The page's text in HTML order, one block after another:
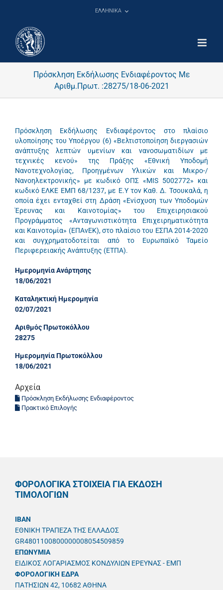
ΕΛΛΗΝΙΚΑ
Πρόσκληση Εκδήλωσης Ενδιαφέροντος Με
Αριθμ.Πρωτ. :28275/18-06-2021
Πρόσκληση Εκδήλωσης Ενδιαφέροντος στο πλαίσιο
υλοποίησης του Υποέργου (6) «Βελτιστοποίηση διεργασιών
ανάπτυξης λεπτών υμενίων και νανοσωματιδίων με
τεχνικές κενού» της Πράξης «Εθνική Υποδομή
Νανοτεχνολογίας, Προηγμένων Υλικών και Μικρο-/
Νανοηλεκτρονικής» με κωδικό ΟΠΣ «MIS 5002772» και
κωδικό ΕΛΚΕ ΕΜΠ 68/1237, με Ε.Υ τον Καθ. Δ. Τσουκαλά, η
οποία έχει ενταχθεί στη Δράση «Ενίσχυση των Υποδομών
Έρευνας και Καινοτομίας» του Επιχειρησιακού
Προγράμματος «Ανταγωνιστικότητα Επιχειρηματικότητα
και Καινοτομία» (ΕΠΑνΕΚ), στο πλαίσιο του ΕΣΠΑ 2014-2020
και συγχρηματοδοτείται από το Ευρωπαϊκό Ταμείο
Περιφερειακής Ανάπτυξης (ΕΤΠΑ).
Ημερομηνία Ανάρτησης
18/06/2021
Καταληκτική Ημερομηνία
02/07/2021
Αριθμός Πρωτοκόλλου
28275
Ημερομηνία Πρωτοκόλλου
18/06/2021
Αρχεία
Πρόσκληση Εκδήλωσης Ενδιαφέροντος
Πρακτικό Επιλογής
ΦΟΡΟΛΟΓΙΚΑ ΣΤΟΙΧΕΙΑ ΓΙΑ ΕΚΔΟΣΗ
ΤΙΜΟΛΟΓΙΩΝ
IBAN
ΕΘΝΙΚΗ ΤΡΑΠΕΖΑ ΤΗΣ ΕΛΛΑΔΟΣ
GR4801100800000008054509859
ΕΠΩΝΥΜΙΑ
ΕΙΔΙΚΟΣ ΛΟΓΑΡΙΑΣΜΟΣ ΚΟΝΔΥΛΙΩΝ ΕΡΕΥΝΑΣ - ΕΜΠ
ΦΟΡΟΛΟΓΙΚΗ ΕΔΡΑ
ΠΑΤΗΣΙΩΝ 42, 10682 ΑΘΗΝΑ